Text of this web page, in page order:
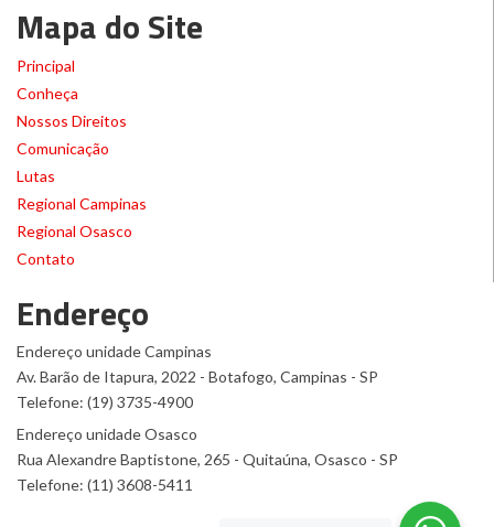
Mapa do Site
Principal
Conheça
Nossos Direitos
Comunicação
Lutas
Regional Campinas
Regional Osasco
Contato
Endereço
Endereço unidade Campinas
Av. Barão de Itapura, 2022 - Botafogo, Campinas - SP
Telefone: (19) 3735-4900
Endereço unidade Osasco
Rua Alexandre Baptistone, 265 - Quitaúna, Osasco - SP
Telefone: (11) 3608-5411